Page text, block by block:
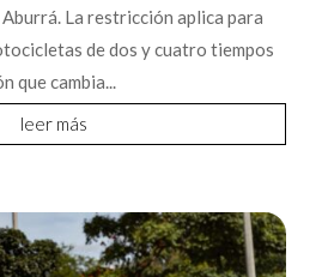
La restricción aplica para
de dos y cuatro tiempos
que cambia...
leer más